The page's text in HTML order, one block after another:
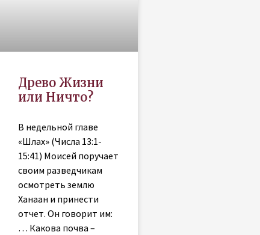
Древо Жизни
или Ничто?
В недельной главе
«Шлах» (Числа 13:1-
15:41) Моисей поручает
своим разведчикам
осмотреть землю
Ханаан и принести
отчет. Он говорит им:
… Какова почва –